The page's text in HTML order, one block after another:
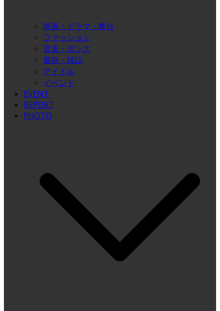
映画・ドラマ・舞台
ファッション
音楽・ダンス
書籍・雑誌
アイドル
イベント
EVENT
REPORT
PHOTO